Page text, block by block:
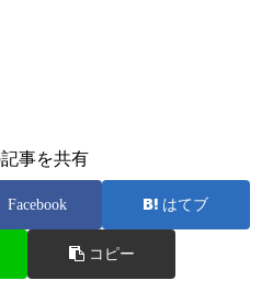
事を共有
Facebook はてブ
コピー